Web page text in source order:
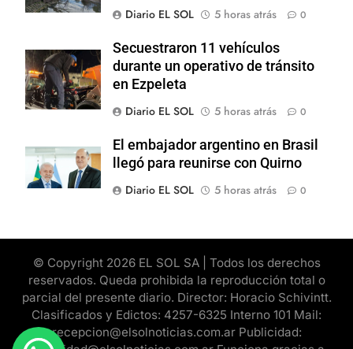
Diario EL SOL
5 horas atrás 0
Secuestraron 11 vehículos
durante un operativo de tránsito
en Ezpeleta
Diario EL SOL
5 horas atrás 0
El embajador argentino en Brasil
llegó para reunirse con Quirno
Diario EL SOL
5 horas atrás 0
© Copyright 2026 EL SOL SA | Todos los derechos
reservados. Queda prohibida la reproducción total o
parcial del presente diario. Director: Horacio Schivintt.
Clasificados y Edictos: 4257-6325 Interno 101 Mail:
recepcion@elsolnoticias.com.ar Publicidad: